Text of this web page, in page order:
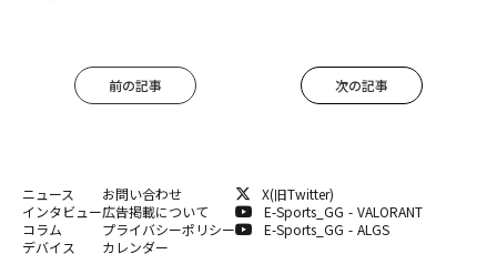
前の記事 次の記事
ニュース
インタビュー
コラム
デバイス
お問い合わせ
広告掲載について
プライバシーポリシー
カレンダー
X(旧Twitter)
E-Sports_GG - VALORANT
E-Sports_GG - ALGS